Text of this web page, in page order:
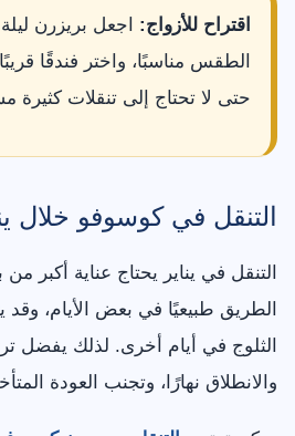
اقتراح للأزواج: اجعل بريزرن
الطقس مناسبًا، واختر فندقًا
حتى لا تحتاج إلى تنقلات كثيرة
التنقل في كوسوفو خلال
التنقل في يناير يحتاج عناية أكبر
الطريق طبيعيًا في بعض الأيام، وقد
الثلوج في أيام أخرى. لذلك يفضل
والانطلاق نهارًا، وتجنب العودة